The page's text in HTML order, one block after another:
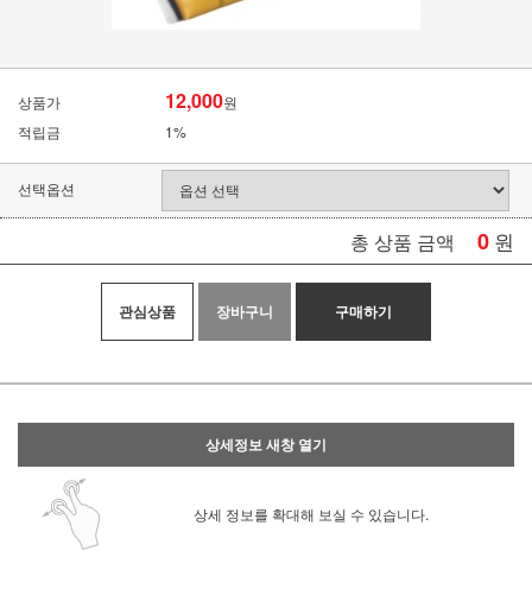
상품가 12,000원
적립금
1%
선택옵션
총 상품 금액 0 원
관심상품 장바구니 구매하기
상세정보 새창 열기
상세 정보를 확대해 보실 수 있습니다.